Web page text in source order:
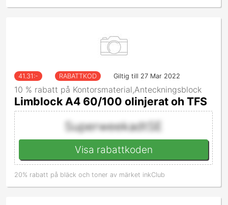
41.31 :- RABATTKOD Giltig till 27 Mar 2022
10 % rabatt på Kontorsmaterial,Anteckningsblock
Limblock A4 60/100 olinjerat oh TFS
SuperweekadtSE
Visa rabattkoden
20% rabatt på bläck och toner av märket inkClub